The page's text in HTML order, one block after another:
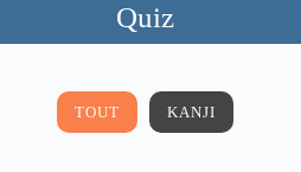
Quiz
TOUT KANJI